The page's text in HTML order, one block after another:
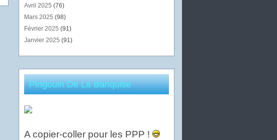
Avril 2025 (76)
Mars 2025 (98)
Février 2025 (91)
Janvier 2025 (91)
Pingouin De La Banquise
A copier-coller pour les PPP !